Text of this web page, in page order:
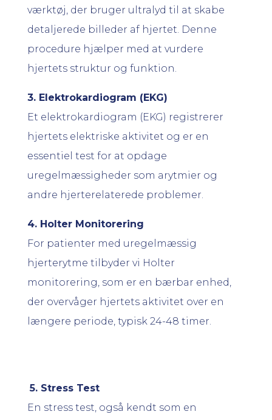
værktøj, der bruger ultralyd til at skabe
detaljerede billeder af hjertet. Denne
procedure hjælper med at vurdere
hjertets struktur og funktion.
3. Elektrokardiogram (EKG)
Et elektrokardiogram (EKG) registrerer
hjertets elektriske aktivitet og er en
essentiel test for at opdage
uregelmæssigheder som arytmier og
andre hjerterelaterede problemer.
4. Holter Monitorering
For patienter med uregelmæssig
hjerterytme tilbyder vi Holter
monitorering, som er en bærbar enhed,
der overvåger hjertets aktivitet over en
længere periode, typisk 24-48 timer.
5. Stress Test
En stress test, også kendt som en